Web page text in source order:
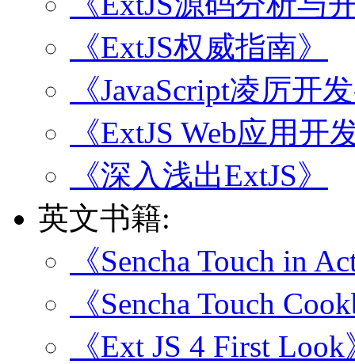
《ExtJS权威指南》
《JavaScript凌厉开
《ExtJS Web应用开
《深入浅出ExtJS》
英文书籍:
《Sencha Touch in
《Sencha Touch
《Ext JS 4 First Look